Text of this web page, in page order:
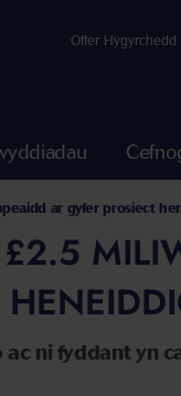
Offer Hygyrchedd
ar gyfer prosiect
ni fyddant yn